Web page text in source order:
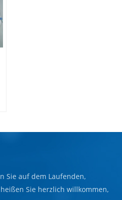
Sie auf dem Laufenden,
Sie herzlich willkommen,